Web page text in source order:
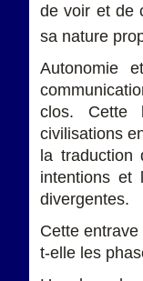
de voir et de
sa nature
Autonomie
clos. Cette
civilisations
la traduction
intentions et
divergentes.
Cette
t-elle les